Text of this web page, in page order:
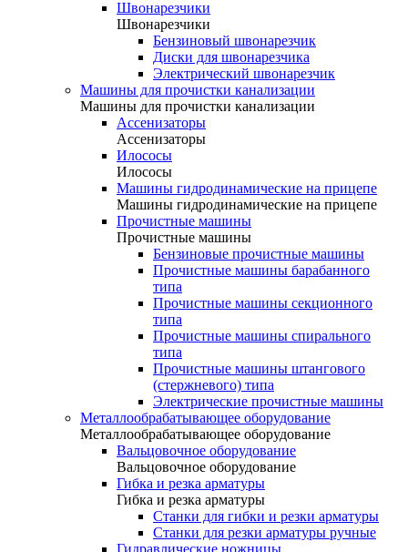
Швонарезчики
Швонарезчики
Бензиновый швонарезчик
Диски для швонарезчика
Электрический швонарезчик
Машины для прочистки канализации
Машины для прочистки канализации
Ассенизаторы
Ассенизаторы
Илососы
Илососы
Машины гидродинамические на прицепе
Машины гидродинамические на прицепе
Прочистные машины
Прочистные машины
Бензиновые прочистные машины
Прочистные машины барабанного
типа
Прочистные машины секционного
типа
Прочистные машины спирального
типа
Прочистные машины штангового
(стержневого) типа
Электрические прочистные машины
Металлообрабатывающее оборудование
Металлообрабатывающее оборудование
Вальцовочное оборудование
Вальцовочное оборудование
Гибка и резка арматуры
Гибка и резка арматуры
Станки для гибки и резки арматуры
Станки для резки арматуры ручные
Гидравлические ножницы